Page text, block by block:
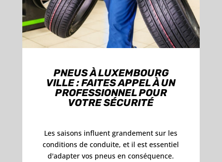
PNEUS À LUXEMBOURG
VILLE : FAITES APPEL À UN
PROFESSIONNEL POUR
VOTRE SÉCURITÉ
Les saisons influent grandement sur les
conditions de conduite, et il est essentiel
d'adapter vos pneus en conséquence.